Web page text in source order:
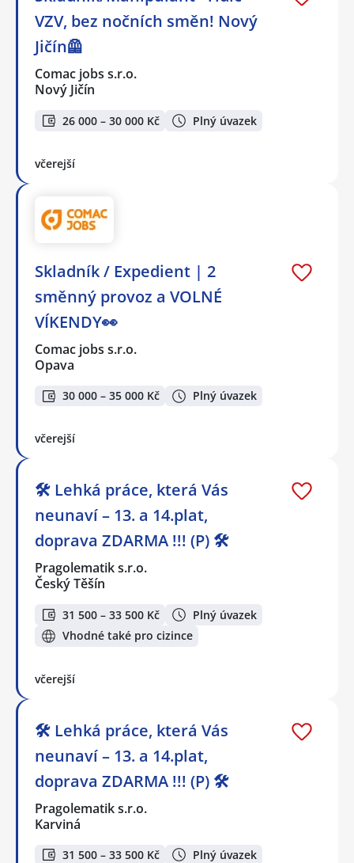
VZV, bez nočních směn! Nový
Jičín🦺
Comac jobs s.r.o.
Nový Jičín
26 000 – 30 000 Kč Plný úvazek
včerejší
Skladník / Expedient | 2
směnný provoz a VOLNÉ
VÍKENDY👀
Comac jobs s.r.o.
Opava
30 000 – 35 000 Kč Plný úvazek
včerejší
🛠️ Lehká práce, která Vás
neunaví – 13. a 14.plat,
doprava ZDARMA !!! (P) 🛠️
Pragolematik s.r.o.
Český Těšín
31 500 – 33 500 Kč
Plný úvazek
Vhodné také pro cizince
včerejší
🛠️ Lehká práce, která Vás
neunaví – 13. a 14.plat,
doprava ZDARMA !!! (P) 🛠️
Pragolematik s.r.o.
Karviná
31 500 – 33 500 Kč
Plný úvazek